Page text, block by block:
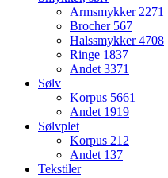
Armsmykker 2271
Brocher 567
Halssmykker4708
Ringe 1837
Andet 3371
Sølv
Korpus 5661
Andet 1919
Sølvplet
Korpus 212
Andet 137
Tekstiler